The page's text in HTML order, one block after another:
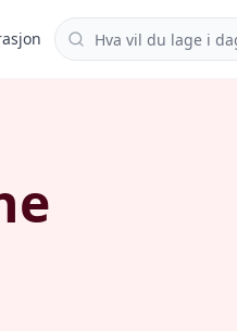
Søk i oppskrifter